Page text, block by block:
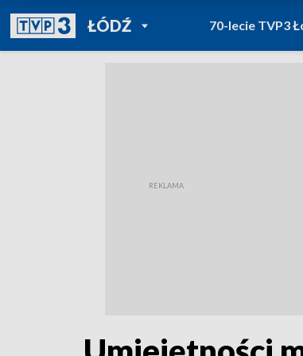
ŁÓDŹPOWRÓT DO
TVP REGIONY
70-lecie TVP3